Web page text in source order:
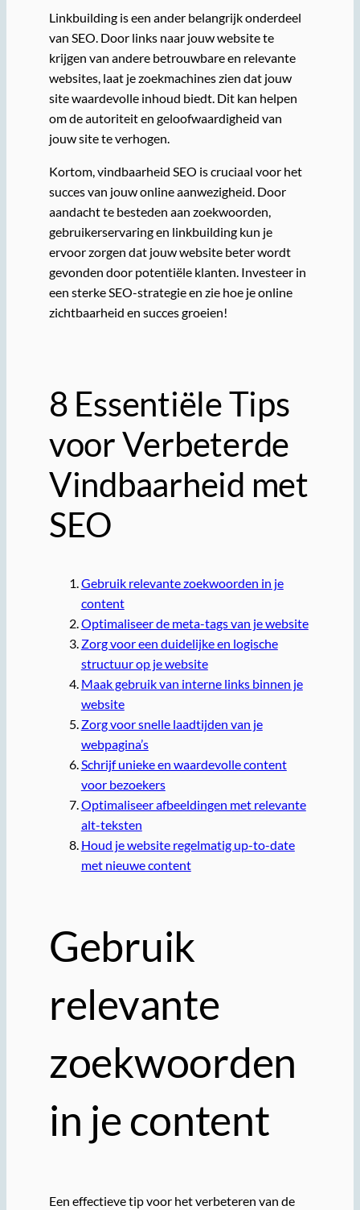
Linkbuilding is een ander belangrijk onderdeel
van SEO. Door links naar jouw website te
krijgen van andere betrouwbare en relevante
websites, laat je zoekmachines zien dat jouw
site waardevolle inhoud biedt. Dit kan helpen
om de autoriteit en geloofwaardigheid van
jouw site te verhogen.
Kortom, vindbaarheid SEO is cruciaal voor het
succes van jouw online aanwezigheid. Door
aandacht te besteden aan zoekwoorden,
gebruikerservaring en linkbuilding kun je
ervoor zorgen dat jouw website beter wordt
gevonden door potentiële klanten. Investeer in
een sterke SEO-strategie en zie hoe je online
zichtbaarheid en succes groeien!
8 Essentiële Tips
voor Verbeterde
Vindbaarheid met
SEO
Gebruik relevante zoekwoorden in je
content
Optimaliseer de meta-tags van je website
Zorg voor een duidelijke en logische
structuur op je website
Maak gebruik van interne links binnen je
website
Zorg voor snelle laadtijden van je
webpagina’s
Schrijf unieke en waardevolle content
voor bezoekers
Optimaliseer afbeeldingen met relevante
alt-teksten
Houd je website regelmatig up-to-date
met nieuwe content
Gebruik
relevante
zoekwoorden
in je content
Een effectieve tip voor het verbeteren van de